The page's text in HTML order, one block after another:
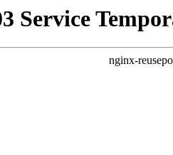
Service
nginx-